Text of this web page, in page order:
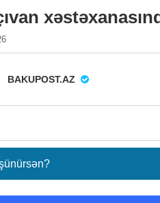
BAKUPOST.AZ